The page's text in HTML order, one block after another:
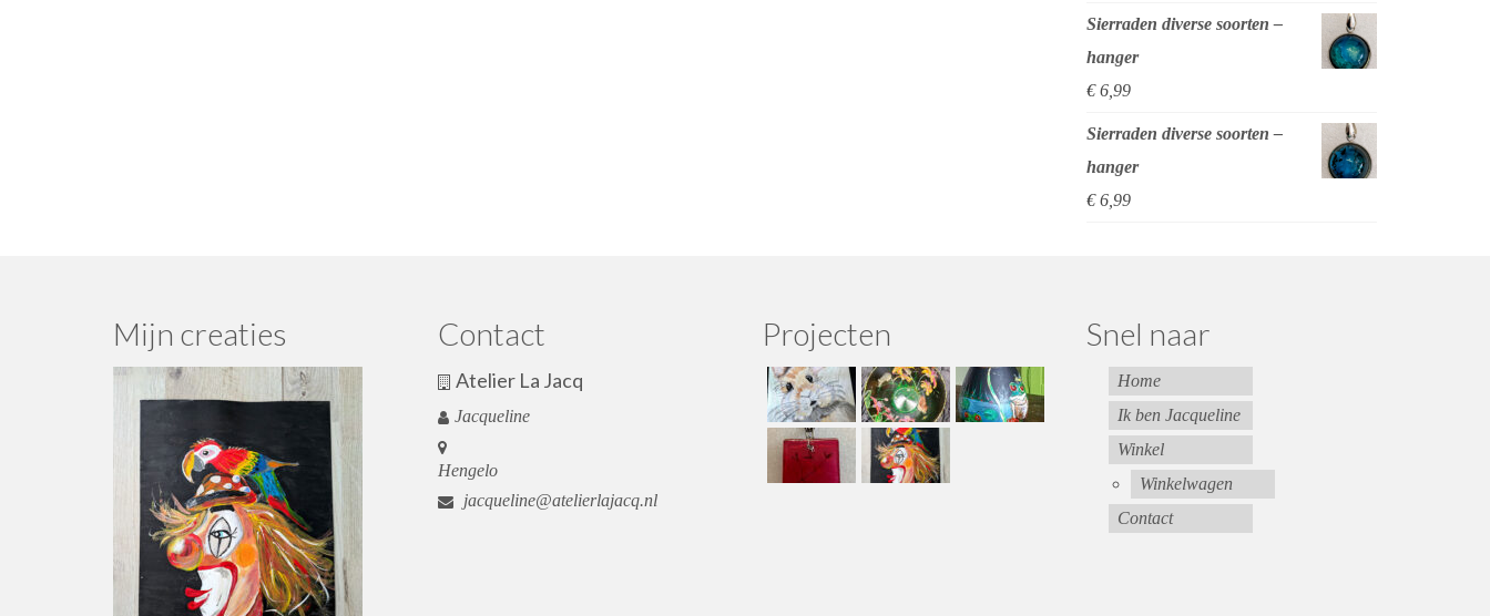
Sierraden diverse soorten –
hanger
€6,99
Sierraden diverse soorten –
hanger
€6,99
Mijn creaties Contact
Atelier La Jacq
Jacqueline
Hengelo
jacqueline@atelierlajacq.nl
Projecten Snel naar
Home
Ik ben Jacqueline
Winkel
Winkelwagen
Contact